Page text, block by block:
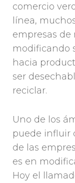
comercio
línea,
empresas de
modificando
hacia
ser
reciclar.
Uno de los
puede influir
de las
es en
Hoy el